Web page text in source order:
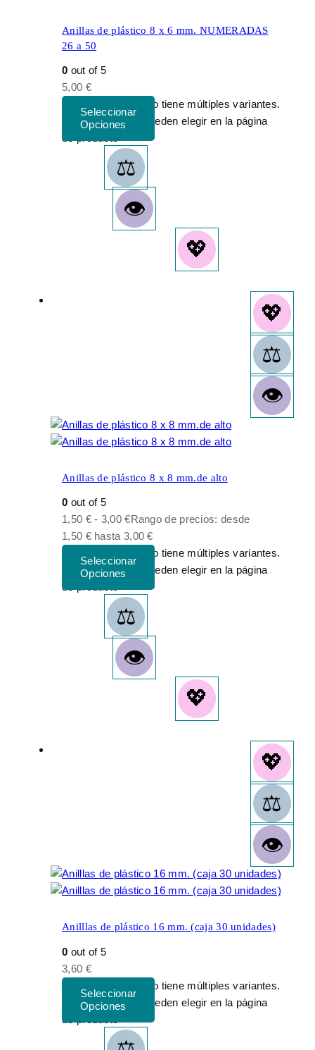
Anillas de plástico 8 x 6 mm. NUMERADAS
26 a 50
0 out of 5
5,00 €
Este producto tiene múltiples variantes.
Las opciones se pueden elegir en la página
de producto
Anillas de plástico 8 x 8 mm.de alto
0 out of 5
1,50 € - 3,00€Rango de precios: desde
1,50 € hasta 3,00 €
Este producto tiene múltiples variantes.
Las opciones se pueden elegir en la página
de producto
Anilllas de plástico 16 mm. (caja 30 unidades)
0 out of 5
3,60 €
Este producto tiene múltiples variantes.
Las opciones se pueden elegir en la página
de producto